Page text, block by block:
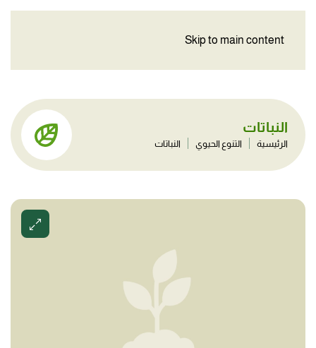
Skip to main content
النباتات
الرئيسية التنوع الحيوي النباتات